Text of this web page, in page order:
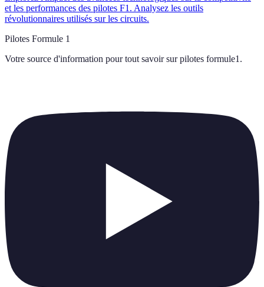
et les performances des pilotes F1. Analysez les outils
révolutionnaires utilisés sur les circuits.
Pilotes Formule 1
Votre source d'information pour tout savoir sur pilotes formule1 .